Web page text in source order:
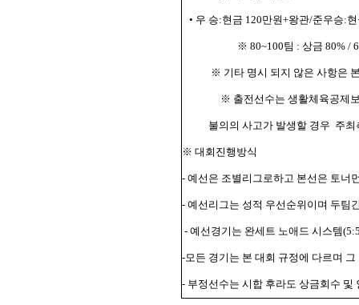
• 우 승:현금 120만원+왕관/준우승:
※ 80~100팀 : 상금 80% /
※ 기타 명시 되지 않은 사항은
※ 출전선수는 생활체육공제
불의의 사고가 발생할 경우 주최
※ 대회진행방식
- 예선은 조별리그로하고 본선은 토너
- 예선리그는 성적 우선순위이며 두팀
- 예선경기는 완세트 노애드 시스템
-모든 경기는 본 대회 규정에 다르며
- 부정선수는 시합 후라도 상금회수 및